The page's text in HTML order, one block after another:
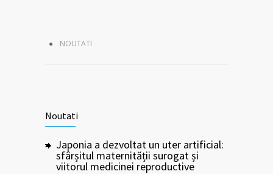
NOUTATI
Noutati
Japonia a dezvoltat un uter artificial:
sfârșitul maternității surogat și
viitorul medicinei reproductive